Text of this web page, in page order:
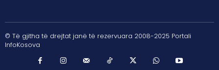
© Të gjitha të drejtat janë të rezervuara 2008-2025 Portali
InfoKosova